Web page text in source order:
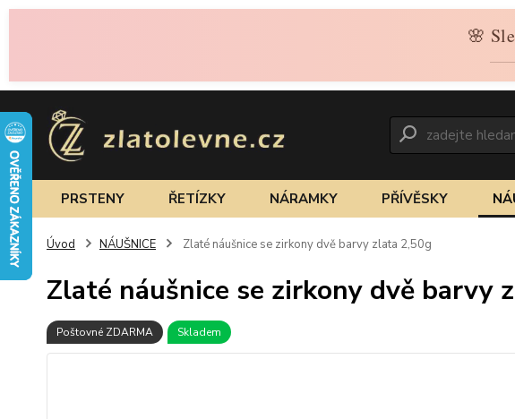
🌸
PRSTENY ŘETÍZKY NÁRAMKY PŘÍVĚSKY
Úvod NÁUŠNICE Zlaté náušnice se zirkony dvě barvy zlata 2,50g
Zlaté náušnice se zirkony dvě barvy
Poštovné ZDARMA Skladem